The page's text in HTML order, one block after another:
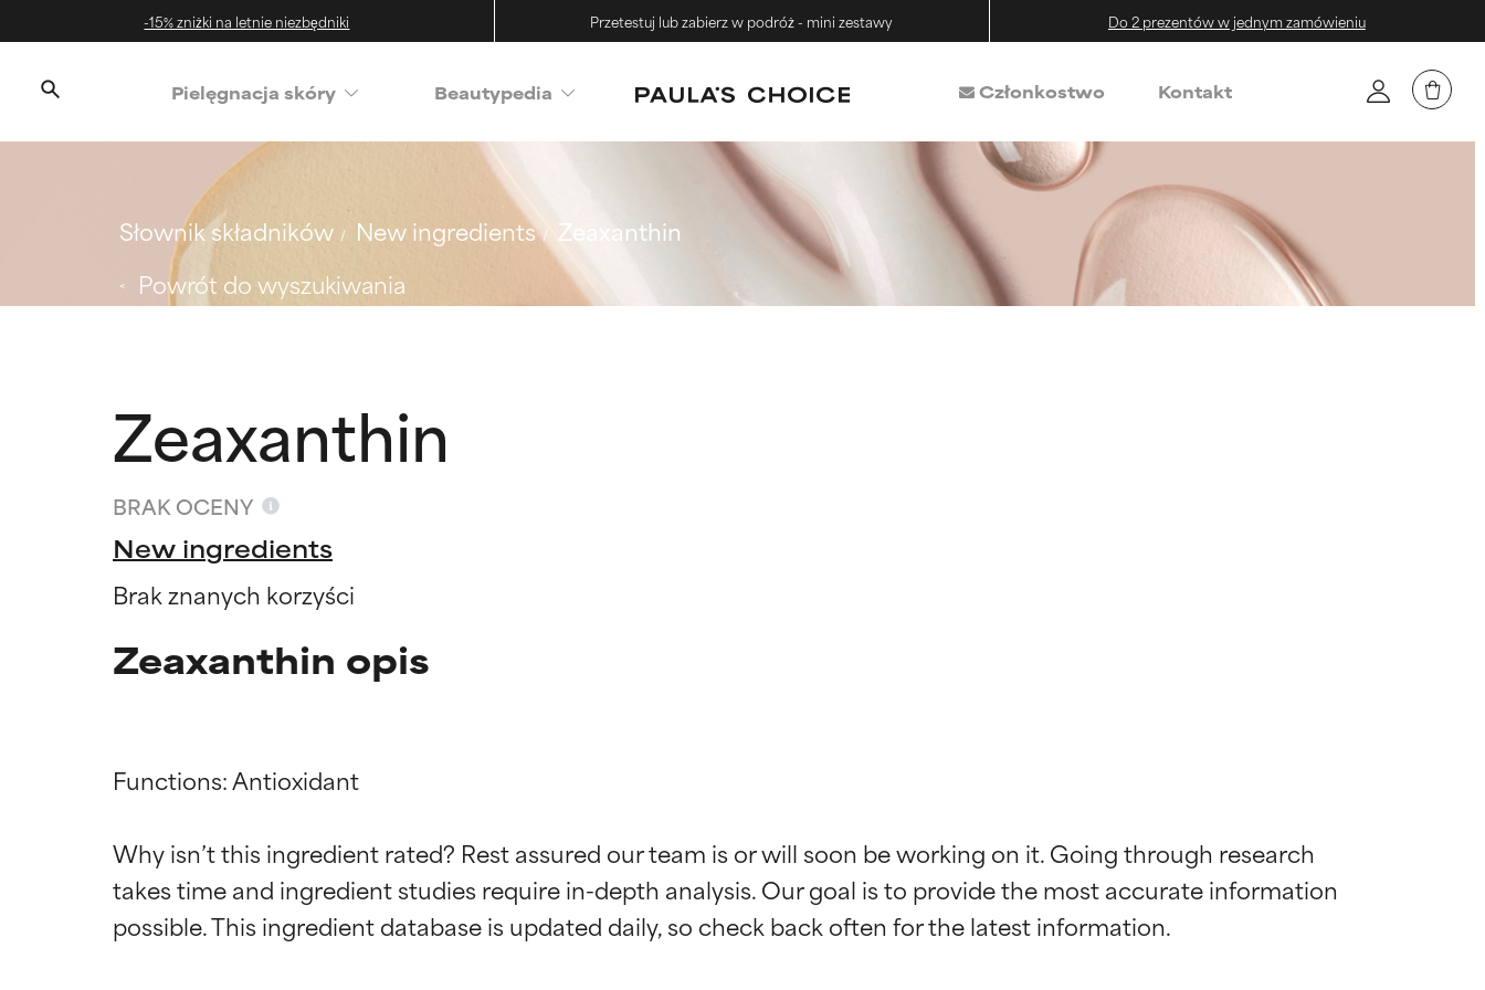
-15% zniżki na letnie niezbędniki Przetestuj lub zabierz w podróż - mini zestawy Do 2 prezentów w jednym zamówieniu
‌Pielęgnacja skóry Beautypedia Członkostwo Kontakt
Słownik składników New ingredients
Zeaxanthin
Powrót do wyszukiwania
Zeaxanthin
BRAK OCENY
New ingredients
Brak znanych korzyści
Zeaxanthin opis
Functions: Antioxidant
Why isn’t this ingredient rated? Rest assured our team is or will soon be working on it. Going through research
takes time and ingredient studies require in-depth analysis. Our goal is to provide the most accurate information
Oceny składników
BEST
Oceny składników
BEST